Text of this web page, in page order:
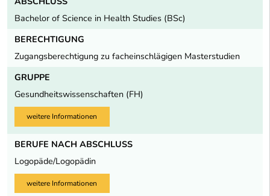
Bachelor of Science in Health Studies (BSc)
BERECHTIGUNG
Zugangsberechtigung zu facheinschlägigen Masterstudien
GRUPPE
Gesundheitswissenschaften (FH)
weitere Informationen
BERUFE NACH ABSCHLUSS
Logopäde/Logopädin
weitere Informationen